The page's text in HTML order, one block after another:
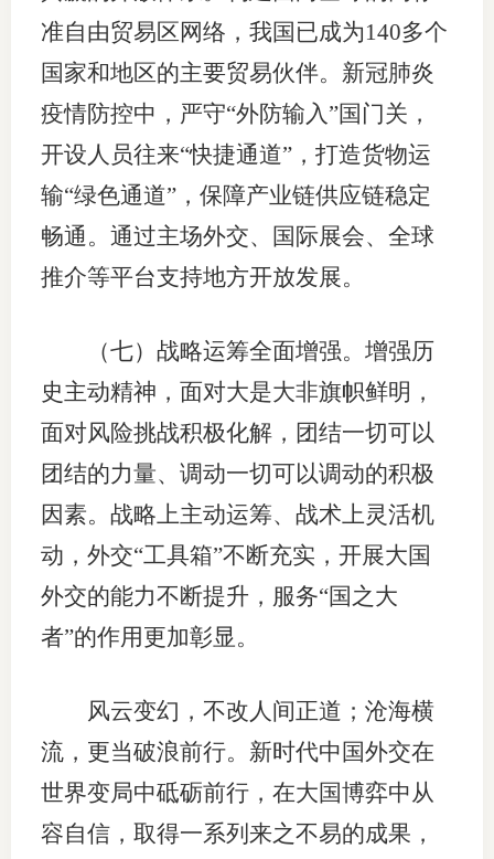
准自由贸易区网络，我国已成为140多个
国家和地区的主要贸易伙伴。新冠肺炎
疫情防控中，严守“外防输入”国门关，
开设人员往来“快捷通道”，打造货物运
输“绿色通道”，保障产业链供应链稳定
畅通。通过主场外交、国际展会、全球
推介等平台支持地方开放发展。
（七）战略运筹全面增强。增强历
史主动精神，面对大是大非旗帜鲜明，
面对风险挑战积极化解，团结一切可以
团结的力量、调动一切可以调动的积极
因素。战略上主动运筹、战术上灵活机
动，外交“工具箱”不断充实，开展大国
外交的能力不断提升，服务“国之大
者”的作用更加彰显。
风云变幻，不改人间正道；沧海横
流，更当破浪前行。新时代中国外交在
世界变局中砥砺前行，在大国博弈中从
容自信，取得一系列来之不易的成果，